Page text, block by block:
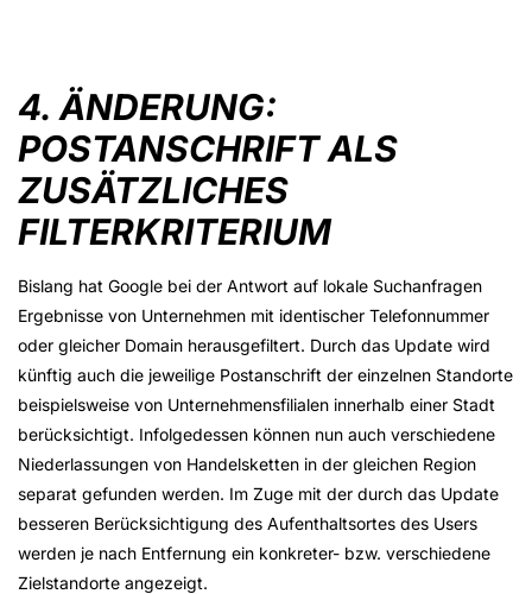
4. ÄNDERUNG:
POSTANSCHRIFT ALS
ZUSÄTZLICHES
FILTERKRITERIUM
Bislang hat Google bei der Antwort auf lokale Suchanfragen
Ergebnisse von Unternehmen mit identischer Telefonnummer
oder gleicher Domain herausgefiltert. Durch das Update wird
künftig auch die jeweilige Postanschrift der einzelnen Standorte
beispielsweise von Unternehmensfilialen innerhalb einer Stadt
berücksichtigt. Infolgedessen können nun auch verschiedene
Niederlassungen von Handelsketten in der gleichen Region
separat gefunden werden. Im Zuge mit der durch das Update
besseren Berücksichtigung des Aufenthaltsortes des Users
werden je nach Entfernung ein konkreter- bzw. verschiedene
Zielstandorte angezeigt.